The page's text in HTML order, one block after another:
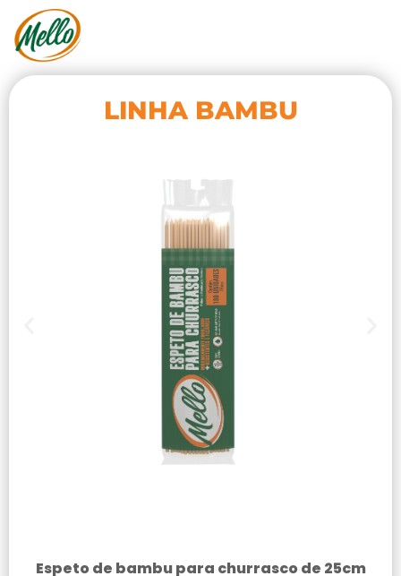
LINHA BAMBU
Espeto de bambu para churrasco de 25cm